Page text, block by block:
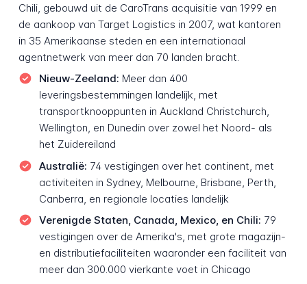
Chili, gebouwd uit de CaroTrans acquisitie van 1999 en
de aankoop van Target Logistics in 2007, wat kantoren
in 35 Amerikaanse steden en een internationaal
agentnetwerk van meer dan 70 landen bracht.
Nieuw-Zeeland: Meer dan 400
leveringsbestemmingen landelijk, met
transportknooppunten in Auckland Christchurch,
Wellington, en Dunedin over zowel het Noord- als
het Zuidereiland
Australië: 74 vestigingen over het continent, met
activiteiten in Sydney, Melbourne, Brisbane, Perth,
Canberra, en regionale locaties landelijk
Verenigde Staten, Canada, Mexico, en Chili: 79
vestigingen over de Amerika's, met grote magazijn-
en distributiefaciliteiten waaronder een faciliteit van
meer dan 300.000 vierkante voet in Chicago